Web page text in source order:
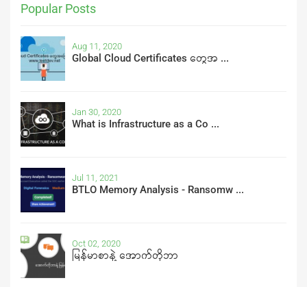
Popular Posts
Aug 11, 2020
Global Cloud Certificates တွေအ ...
Jan 30, 2020
What is Infrastructure as a Co ...
Jul 11, 2021
BTLO Memory Analysis - Ransomw ...
Oct 02, 2020
မြန်မာစာနဲ့ အောက်တိုဘာ